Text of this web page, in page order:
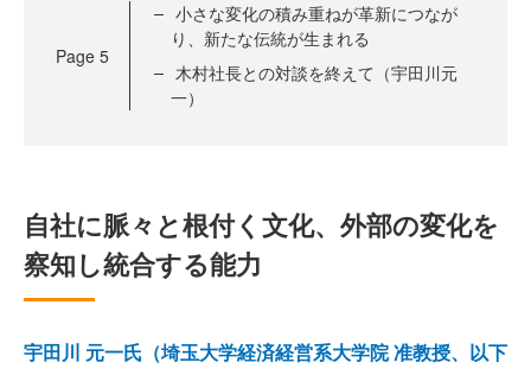
Page 5
小さな変化の積み重ねが革新につなが
り、新たな伝統が生まれる
木村社長との対談を終えて（宇田川元
一）
自社に脈々と根付く文化、外部の変化を
察知し統合する能力
宇田川 元一氏（埼玉大学経済経営系大学院 准教授、以下